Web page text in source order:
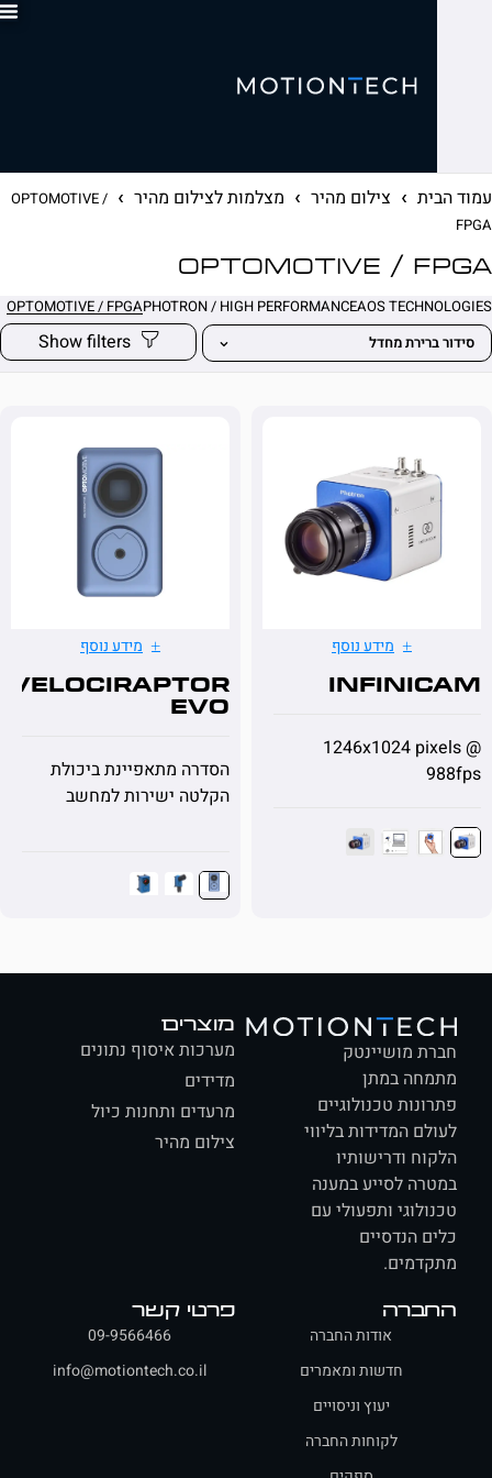
צילום מהיר מצלמות לצילום מהיר OPTOMOTIVE /
OPTOMOTIVE /
AOS
PHOTRON / HIGH PERFORMANCE
OPTOMOTIVE / FPGA
מחדל
מידע נוסף
1246x1024
מידע נוסף
Velociraptor
EVO
הסדרה מתאפיינת ביכולת
הקלטה ישירות למחשב
מושיינטק
במתן
טכנולוגיים
המדידות בליווי
ודרישותיו
לסייע במענה
ותפעולי עם
הנדסיים
מוצרים
מערכות איסוף נתונים
מרעדים ותחנות כיול
צילום מהיר
אודות החברה
חדשות ומאמרים
יעוץ וניסויים
לקוחות החברה
פרטי קשר
09-9566466
info@motiontech.co.il